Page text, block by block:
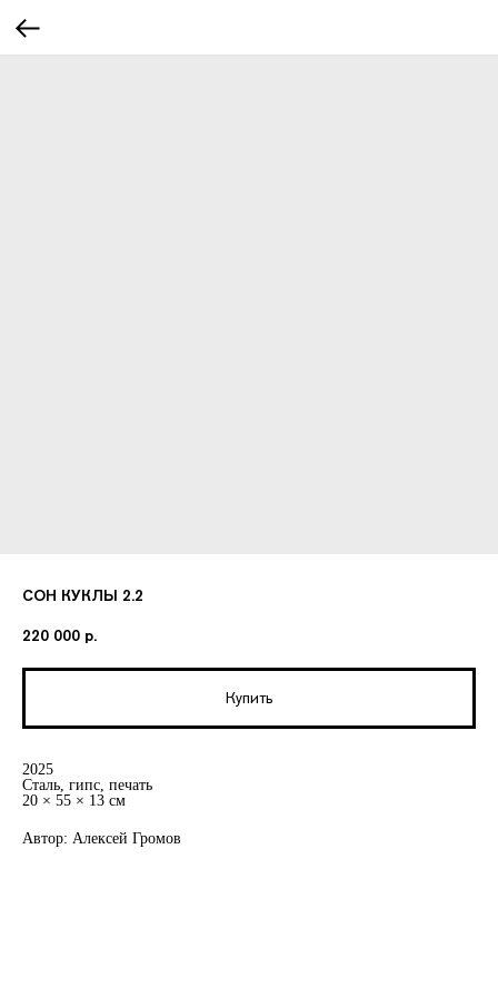
СОН КУКЛЫ 2.2
220 000 р.
Купить
2025
Сталь, гипс, печать
20 × 55 × 13 см
Автор: Алексей Громов